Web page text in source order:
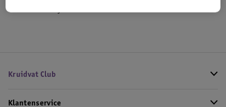
Hoe controleren wij de reviews?
Kruidvat Club
Klantenservice